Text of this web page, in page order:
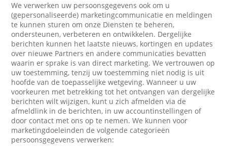
We verwerken uw persoonsgegevens ook om u
(gepersonaliseerde) marketingcommunicatie en meldingen
te kunnen sturen om onze Diensten te beheren,
ondersteunen, verbeteren en ontwikkelen. Dergelijke
berichten kunnen het laatste nieuws, kortingen en updates
over nieuwe Partners en andere communicaties bevatten
waarin er sprake is van direct marketing. We vertrouwen op
uw toestemming, tenzij uw toestemming niet nodig is uit
hoofde van de toepasselijke wetgeving. Wanneer u uw
voorkeuren met betrekking tot het ontvangen van dergelijke
berichten wilt wijzigen, kunt u zich afmelden via de
afmeldlink in de berichten, in uw accountinstellingen of
door contact met ons op te nemen. We kunnen voor
marketingdoeleinden de volgende categorieën
persoonsgegevens verwerken: